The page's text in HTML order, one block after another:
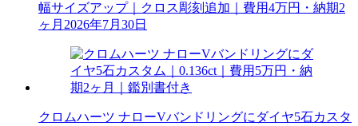
幅サイズアップ｜クロス彫刻追加｜費用4万円・納期2
ヶ月 2026年7月30日
クロムハーツ ナローVバンドリングにダイヤ5石カスタ